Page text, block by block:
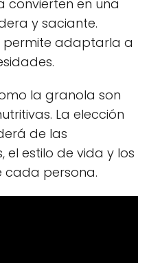
convierten en una
y saciante.
permite adaptarla a
la granola son
La elección
de las
el estilo de vida y los
cada persona.